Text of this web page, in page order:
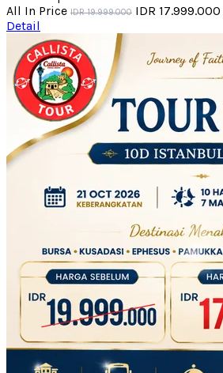
All In Price IDR 19.999.000 IDR 17.999.000
Detail